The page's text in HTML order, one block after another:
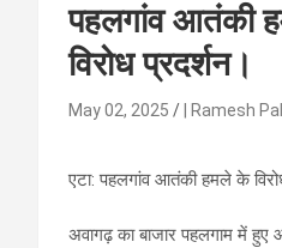
पहलगांव आतंकी
विरोध प्रदर्शन।
May 02, 2025 | Ramesh
एटा: पहलगांव आतंकी हमले के
अवागढ़ का बाजार पहलगाम में